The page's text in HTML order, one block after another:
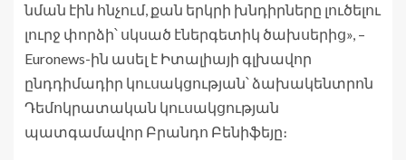
նման էին հնչում, քան երկրի խնդիրները լուծելու
լուրջ փորձի՝ սկսած էներգետիկ ծախսերից», –
Euronews-ին ասել է Իտալիայի գլխավոր
ընդդիմադիր կուսակցության՝ ձախակենտրոն
Դեմոկրատական ​​կուսակցության
պատգամավոր Բրանդո Բենիֆեյը։